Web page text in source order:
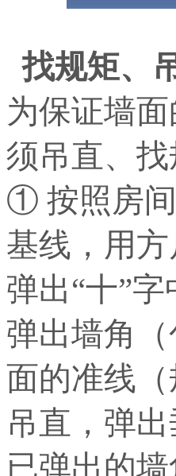
找规矩、
为保证墙
须吊直、
① 按照房
基线，用
弹出“十”
弹出墙角
面的准线
吊直，弹
已弹出的